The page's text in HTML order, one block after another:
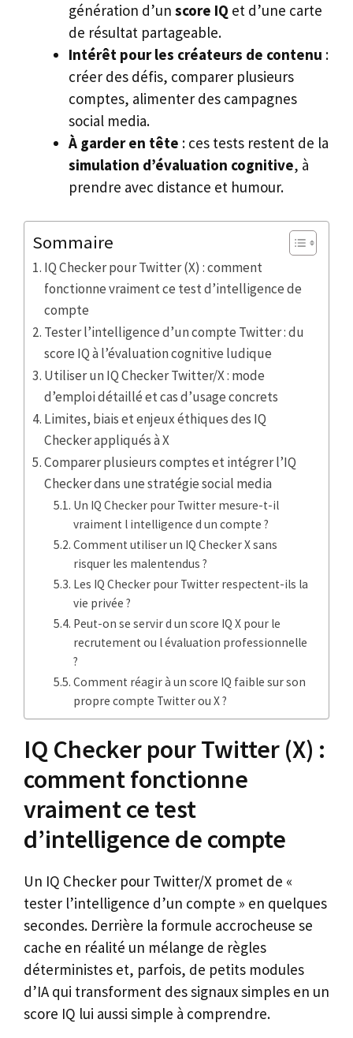
génération d’un score IQ et d’une carte
de résultat partageable.
Intérêt pour les créateurs de contenu :
créer des défis, comparer plusieurs
comptes, alimenter des campagnes
social media.
À garder en tête : ces tests restent de la
simulation d’évaluation cognitive, à
prendre avec distance et humour.
Sommaire
IQ Checker pour Twitter (X) : comment
fonctionne vraiment ce test d’intelligence de
compte
Tester l’intelligence d’un compte Twitter : du
score IQ à l’évaluation cognitive ludique
Utiliser un IQ Checker Twitter/X : mode
d’emploi détaillé et cas d’usage concrets
Limites, biais et enjeux éthiques des IQ
Checker appliqués à X
Comparer plusieurs comptes et intégrer l’IQ
Checker dans une stratégie social media
Un IQ Checker pour Twitter mesure-t-il
vraiment l intelligence d un compte ?
Comment utiliser un IQ Checker X sans
risquer les malentendus ?
Les IQ Checker pour Twitter respectent-ils la
vie privée ?
Peut-on se servir d un score IQ X pour le
recrutement ou l évaluation professionnelle
?
Comment réagir à un score IQ faible sur son
propre compte Twitter ou X ?
IQ Checker pour Twitter (X) :
comment fonctionne
vraiment ce test
d’intelligence de compte
Un IQ Checker pour Twitter/X promet de «
tester l’intelligence d’un compte » en quelques
secondes. Derrière la formule accrocheuse se
cache en réalité un mélange de règles
déterministes et, parfois, de petits modules
d’IA qui transforment des signaux simples en un
score IQ lui aussi simple à comprendre.